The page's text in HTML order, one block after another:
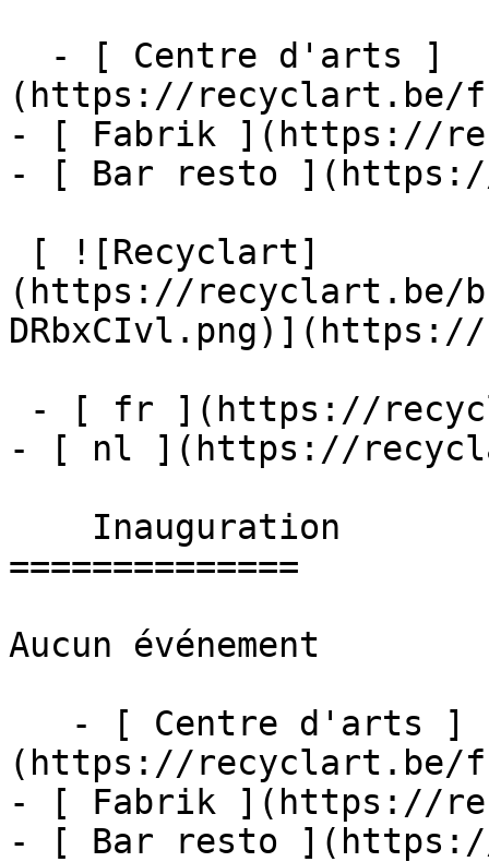
(https://recyclart.be/
- [ Fabrik ](https://
- [ Bar resto
(https://recyclart.be/
- [ nl ](https://
==============
Aucun événement
(https://recyclart.be/
- [ Fabrik ](https://
- [ Bar resto